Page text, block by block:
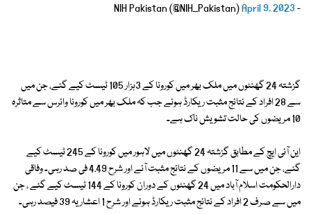
- NIH Pakistan (@NIH_Pakistan)
April 9, 2023
گزشتہ 24 گھنٹوں میں ملک بھر میں کورونا کے 3ہزار 105 ٹیسٹ کیے گئے، جن میں
سے 28 افراد کے نتائج مثبت ریکارڈ ہوئے جب کہ ملک بھر میں کورونا وائرس سے متاثرہ
10 مریضوں کی حالت تشویش ناک ہے۔
این آئی ایچ کے مطابق گزشتہ 24 گھنٹوں میں لاہور میں کورونا کے 245 ٹیسٹ کیے
گئے، جن میں سے 11 مریضوں کے نتائج مثبت آئے اور شرح 4.49 فی صد رہی۔ وفاقی
دارالحکومت اسلام آباد میں 24 گھنٹوں کے دوران کورونا کے 144 ٹیسٹ کیے گئے ، جن
میں سے صرف 2 افراد کے نتائج مثبت ریکارڈ ہوئے اور شرح 1 اعشاریہ 39 فیصد رہی۔